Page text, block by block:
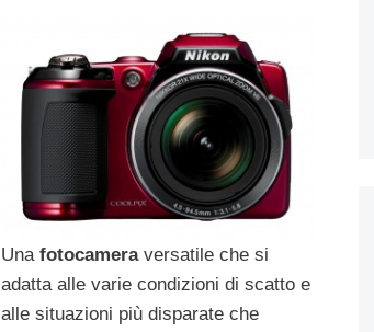
Unafotocameraversatile che si
adatta alle varie condizioni di scatto e
alle situazioni più disparate che